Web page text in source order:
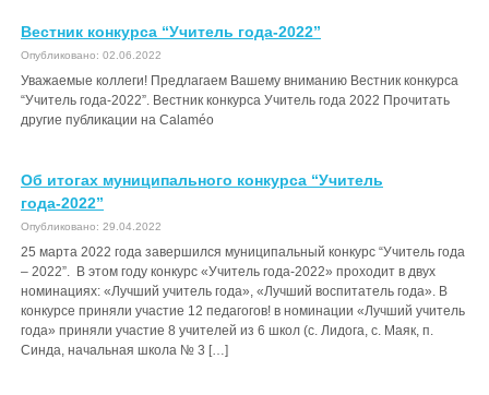
Вестник конкурса “Учитель года-2022”
Опубликовано: 02.06.2022
Уважаемые коллеги! Предлагаем Вашему вниманию Вестник конкурса
“Учитель года-2022”. Вестник конкурса Учитель года 2022 Прочитать
другие публикации на Calaméo
Об итогах муниципального конкурса “Учитель
года-2022”
Опубликовано: 29.04.2022
25 марта 2022 года завершился муниципальный конкурс “Учитель года
– 2022”. В этом году конкурс «Учитель года-2022» проходит в двух
номинациях: «Лучший учитель года», «Лучший воспитатель года». В
конкурсе приняли участие 12 педагогов! в номинации «Лучший учитель
года» приняли участие 8 учителей из 6 школ (с. Лидога, с. Маяк, п.
Синда, начальная школа № 3 […]